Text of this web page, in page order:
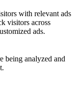
with relevant ads
visitors across
ads.
being analyzed and